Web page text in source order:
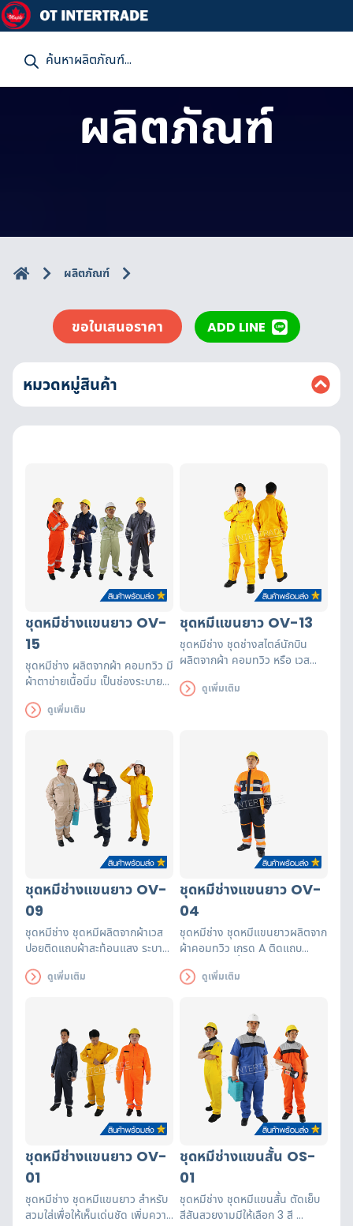
d
ผลิตภัณฑ์
ผลิตภัณฑ์
ขอใบเสนอราคา ADD LINE
หมวดหมู่สินค้า
ชุดหมีช่างแขนยาว OV-
15
ชุดหมีช่าง ผลิตจากผ้า คอมทวิว มี
ผ้าตาข่ายเนื้อนิ่ม เป็นช่องระบาย
ร่างกายผู้สวมใส่ติดแถบสะท้อน
ดูเพิ่มเติม
ชุดหมีแขนยาว OV-13
ชุดหมีช่าง ชุดช่างสไตล์นักบิน
ผลิตจากผ้า คอมทวิว หรือ เวส
ทองเหลือง ทนทาน สวมใส่แล้วเท่
ดูเพิ่มเติม
ชุดหมีช่างแขนยาว OV-
09
ชุดหมีช่าง ชุดหมีผลิตจากผ้าเวส
ปอยติดแถบผ้าสะท้อนแสง ระบาย
งานเจียร งานเชื่อม
ดูเพิ่มเติม
ชุดหมีช่างแขนยาว OV-
04
ชุดหมีช่าง ชุดหมีแขนยาวผลิตจาก
ผ้าคอมทวิว เกรด A ติดแถบ
แถบ ตัดเย็บประณีตในประเทศไทย
ดูเพิ่มเติม
ชุดหมีช่างแขนยาว OV-
01
ชุดหมีช่าง ชุดหมีแขนยาว สำหรับ
สวมใส่เพื่อให้เห็นเด่นชัด เพิ่มความ
ชุดหมีช่างแขนสั้น OS-
01
ชุดหมีช่าง ชุดหมีแขนสั้น ตัดเย็บ
สีสันสวยงามมีให้เลือก 3 สี